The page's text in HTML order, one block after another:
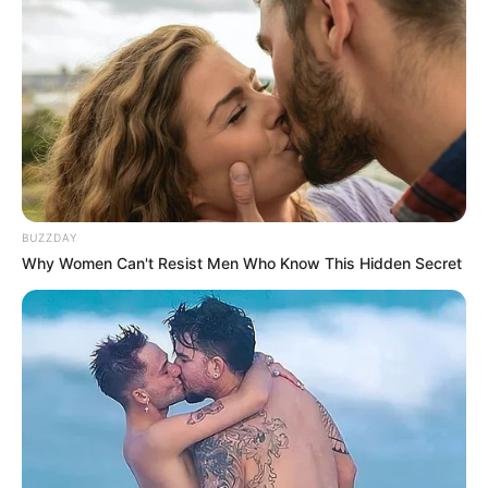
Em Paraguaçu Paulista, a nova orientação já está sendo aplicada
pelo Departamento de Saúde por meio da Vigilância
Epidemiológica
O Governo de SP vai reduzir de 5 para 4 meses o intervalo
da dose adicional da vacina de Covid-19 no estado de São
Paulo. A medida é uma recomendação do Comitê Científico
do Coronavírus do Estado de São Paulo diante do atual
cenário epidemiológico da doença no mundo e a
BUZZDAY
Why Women Can't Resist Men Who Know This Hidden Secret